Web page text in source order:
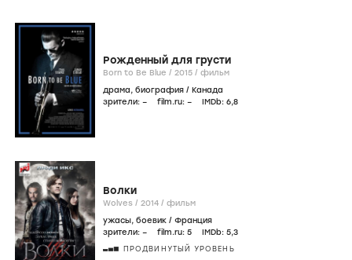
Рожденный для грусти
Born to Be Blue / 2015 / фильм
драма, биография / Канада
зрители: – film.ru: – IMDb: 6,8
Волки
Wolves / 2014 / фильм
ужасы, боевик / Франция
зрители: – film.ru: 5 IMDb: 5,3
ПРОДВИНУТЫЙ УРОВЕНЬ